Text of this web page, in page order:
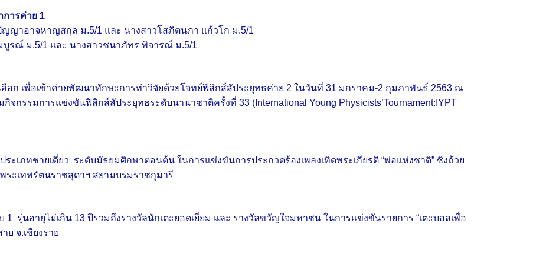
ารค่าย 1
ญาอาจหาญสกุล ม.5/1 และ นางสาวโสภิตนภา แก้วโก ม.5/1
ณ์ ม.5/1 และ นางสาวชนาภัทร พิจารณ์ ม.5/1
ลือก เพื่อเข้าค่ายพัฒนาทักษะการทำวิจัยด้วยโจทย์ฟิสิกส์สัประยุทธค่าย 2 ในวันที่ 31 มกราคม-2 กุมภาพันธ์ 2563 ณ
จกรรมการแข่งขันฟิสิกส์สัประยุทธระดับนานาชาติครั้งที่ 33 (International Young Physicists’Tournament:IYPT
ระเภทชายเดี่ยว ระดับมัธยมศึกษาตอนต้น ในการแข่งขันการประกวดร้องเพลงเทิดพระเกียรติ “พ่อแห่งชาติ” ชิงถ้วย
ระเทพรัตนราชสุดาฯ สยามบรมราชกุมารี
รุ่นอายุไม่เกิน 13 ปีรวมถึงรางวัลนักเตะยอดเยี่ยม และ รางวัลขวัญใจมหาชน ในการแข่งขันรายการ “เตะบอลเพื่อ
จ.เชียงราย